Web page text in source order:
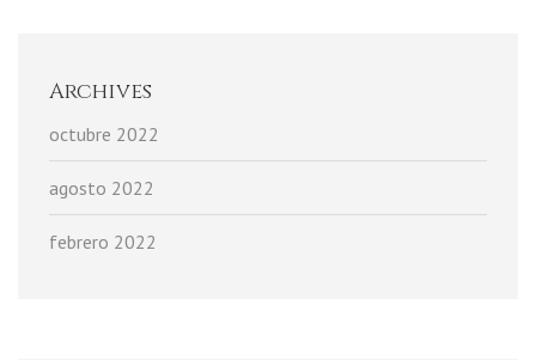
Archives
octubre 2022
agosto 2022
febrero 2022